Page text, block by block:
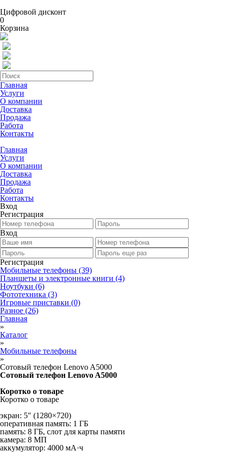
Цифровой дисконт
0
Корзина
Главная
Услуги
О компании
Доставка
Продажа
Работа
Контакты
Главная
Услуги
О компании
Доставка
Продажа
Работа
Контакты
Вход
Регистрация
Вход
Регистрация
Мобильные телефоны (39)
Планшеты и электронные книги (4)
Ноутбуки (6)
Фототехника (3)
Игровые приставки (0)
Разное (26)
Главная
»
Каталог
»
Мобильные телефоны
»
Сотовый телефон Lenovo A5000
Сотовый телефон Lenovo A5000
Коротко о товаре
Коротко о товаре
экран: 5" (1280×720)
оперативная память: 1 ГБ
память: 8 ГБ, слот для карты памяти
камера: 8 МП
аккумулятор: 4000 мА·ч